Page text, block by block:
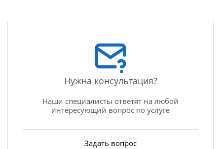
Нужна консультация?
Наши специалисты ответят на любой
интересующий вопрос по услуге
Задать вопрос